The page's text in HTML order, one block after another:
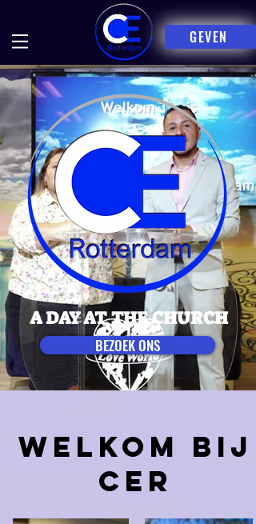
GEVEN
A DAY AT THE CHURCH
BEZOEK ONS
WELKOM BIJ
CER